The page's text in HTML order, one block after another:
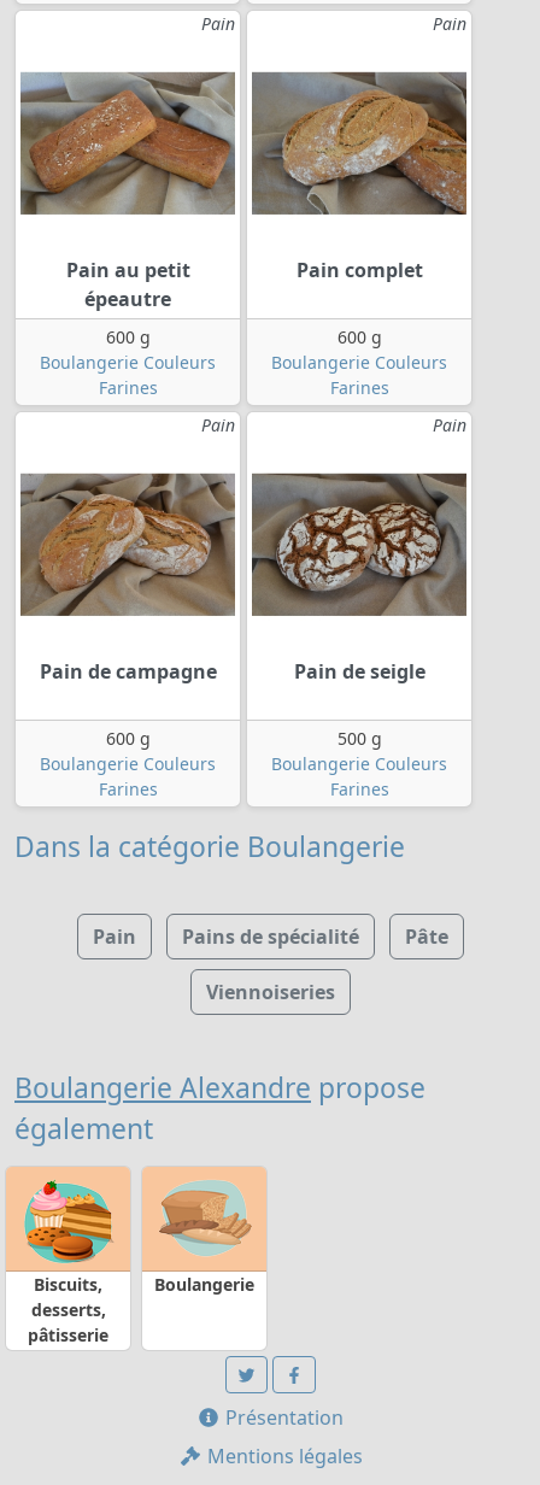
Pain
Pain au petit
épeautre
600 g
Boulangerie Couleurs
Farines
Pain
Pain complet
600 g
Boulangerie Couleurs
Farines
Pain
Pain de campagne
600 g
Boulangerie Couleurs
Farines
Pain
Pain de seigle
500 g
Boulangerie Couleurs
Farines
Dans la catégorie Boulangerie
Pain Pains de spécialité Pâte
Viennoiseries
Boulangerie Alexandre propose
également
Biscuits,
desserts,
pâtisserie
Boulangerie
Présentation
Mentions légales